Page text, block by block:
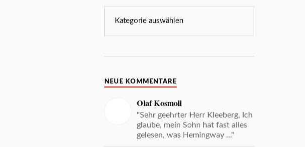
NEUE KOMMENTARE
Olaf Kosmoll
"Sehr geehrter Herr Kleeberg, Ich
glaube, mein Sohn hat fast alles
gelesen, was Hemingway ..."